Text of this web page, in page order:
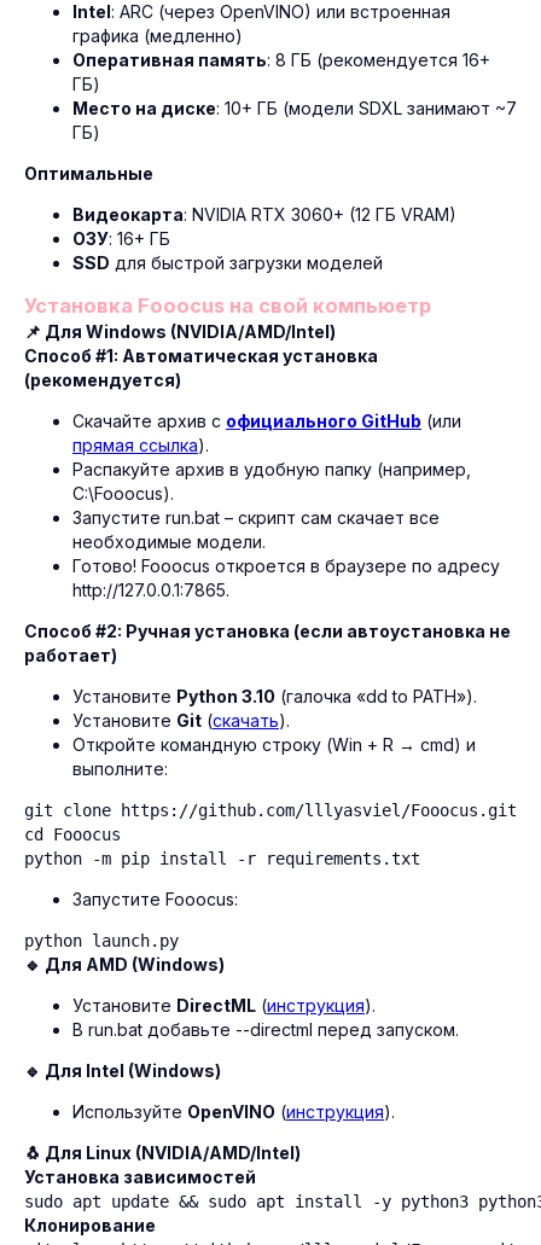
Intel: ARC (через OpenVINO) или встроенная
графика (медленно)
Оперативная память: 8 ГБ (рекомендуется 16+
ГБ)
Место на диске: 10+ ГБ (модели SDXL занимают ~7
ГБ)
Оптимальные
Видеокарта: NVIDIA RTX 3060+ (12 ГБ VRAM)
ОЗУ: 16+ ГБ
SSD для быстрой загрузки моделей
Установка Fooocus на свой компьюетр
📌 Для Windows (NVIDIA/AMD/Intel)
Способ #1: Автоматическая установка
(рекомендуется)
Скачайте архив с официального GitHub (или
прямая ссылка).
Распакуйте архив в удобную папку (например,
C:\Fooocus).
Запустите run.bat – скрипт сам скачает все
необходимые модели.
Готово! Fooocus откроется в браузере по адресу
http://127.0.0.1:7865.
Способ #2: Ручная установка (если автоустановка не
работает)
Установите Python 3.10 (галочка «dd to PATH»).
Установите Git (скачать).
Откройте командную строку (Win + R → cmd) и
выполните:
git clone https://github.com/lllyasviel/Fooocus.git
cd Fooocus
python -m pip install -r requirements.txt
Запустите Fooocus:
python launch.py
🔹 Для AMD (Windows)
Установите DirectML (инструкция).
В run.bat добавьте --directml перед запуском.
🔹 Для Intel (Windows)
Используйте OpenVINO (инструкция).
🐧 Для Linux (NVIDIA/AMD/Intel)
Установка зависимостей
sudo apt update && sudo apt install -y python3
Клонирование